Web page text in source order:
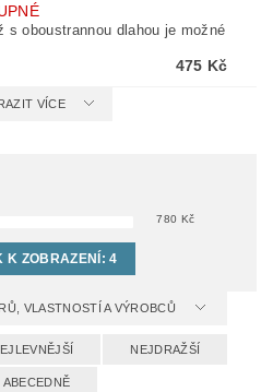
s oboustrannou dlahou je možné
475 Kč
VÍCE
780 Kč
K ZOBRAZENÍ:4
VLASTNOSTÍ A VÝROBCŮ
NEJDRAŽŠÍ
ABECEDNĚ